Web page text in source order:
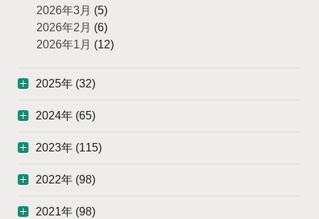
2026年3月 (5)
2026年2月 (6)
2026年1月 (12)
2025年 (32)
2024年 (65)
2023年 (115)
2022年 (98)
2021年 (98)